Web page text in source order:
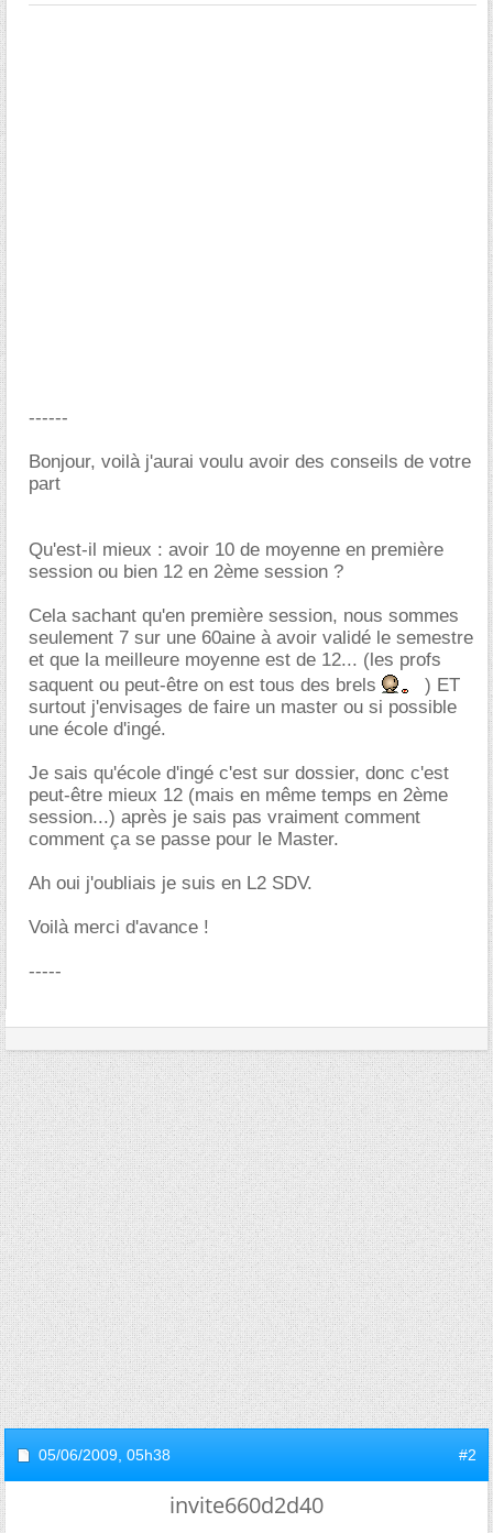
------
Bonjour, voilà j'aurai voulu avoir des conseils de votre
part
Qu'est-il mieux : avoir 10 de moyenne en première
session ou bien 12 en 2ème session ?
Cela sachant qu'en première session, nous sommes
seulement 7 sur une 60aine à avoir validé le semestre
et que la meilleure moyenne est de 12... (les profs
saquent ou peut-être on est tous des brels
) ET
surtout j'envisages de faire un master ou si possible
une école d'ingé.
Je sais qu'école d'ingé c'est sur dossier, donc c'est
peut-être mieux 12 (mais en même temps en 2ème
session...) après je sais pas vraiment comment
comment ça se passe pour le Master.
Ah oui j'oubliais je suis en L2 SDV.
Voilà merci d'avance !
-----
05/06/2009, 05h38 #2
invite660d2d40